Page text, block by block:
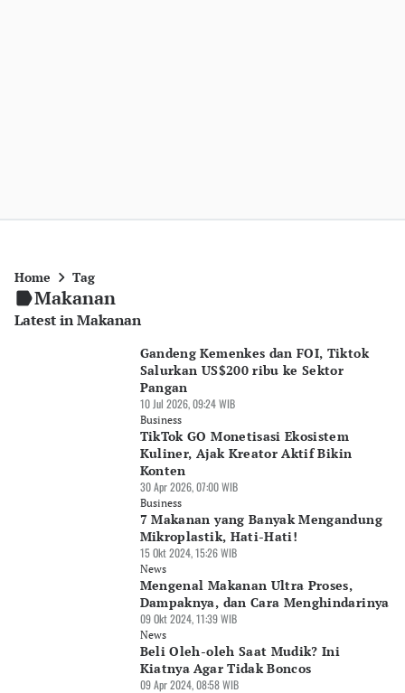
Home Tag
Makanan
Latest in Makanan
Gandeng Kemenkes dan FOI, Tiktok
Salurkan US$200 ribu ke Sektor
Pangan
10 Jul 2026, 09:24 WIB
Business
TikTok GO Monetisasi Ekosistem
Kuliner, Ajak Kreator Aktif Bikin
Konten
30 Apr 2026, 07:00 WIB
Business
7 Makanan yang Banyak Mengandung
Mikroplastik, Hati-Hati!
15 Okt 2024, 15:26 WIB
News
Mengenal Makanan Ultra Proses,
Dampaknya, dan Cara Menghindarinya
09 Okt 2024, 11:39 WIB
News
Beli Oleh-oleh Saat Mudik? Ini
Kiatnya Agar Tidak Boncos
09 Apr 2024, 08:58 WIB